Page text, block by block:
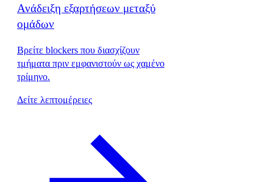
Ανάδειξη εξαρτήσεων μεταξύ
ομάδων
Βρείτε blockers που διασχίζουν
τμήματα πριν εμφανιστούν ως χαμένο
τρίμηνο.
Δείτε λεπτομέρειες